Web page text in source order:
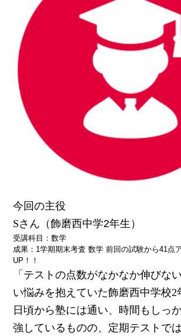
今回の主役
Sさん （飾磨西中学2年生）
受講科目：数学
成果：1学期期末考査 数学 前回の試験から41点
UP！！
「テストの点数がなかなか伸びな
い悩みを抱えていた飾磨西中学校2
日頃から塾には通い、時間もしっ
強しているものの、定期テストで